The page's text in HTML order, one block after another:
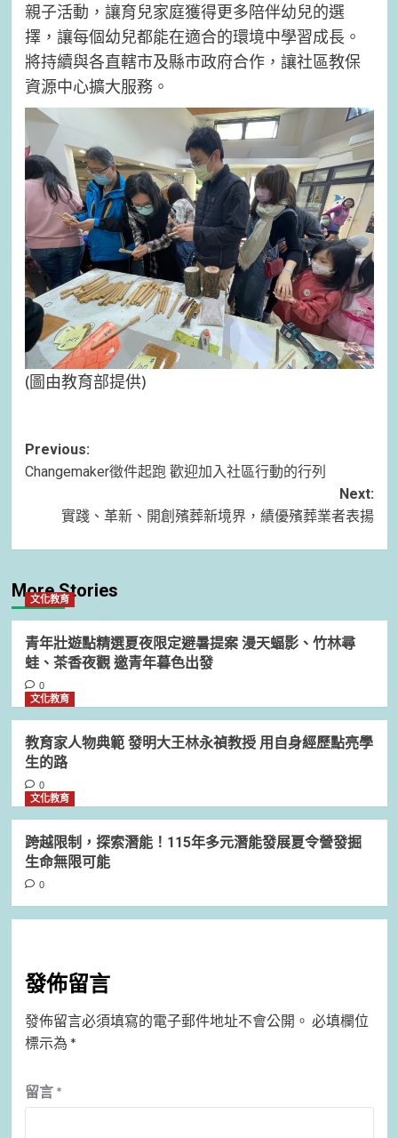
親子活動，讓育兒家庭獲得更多陪伴幼兒的選
擇，讓每個幼兒都能在適合的環境中學習成長。
將持續與各直轄市及縣市政府合作，讓社區教保
資源中心擴大服務。
(圖由教育部提供)
Post
navigation
Previous:
Changemaker徵件起跑 歡迎加入社區行動的行列
Next:
實踐、革新、開創殯葬新境界，績優殯葬業者表揚
More Stories
文化教育
青年壯遊點精選夏夜限定避暑提案 漫天蝠影、竹林尋
蛙、茶香夜觀 邀青年暮色出發
0
文化教育
教育家人物典範 發明大王林永禎教授 用自身經歷點亮學
生的路
0
文化教育
跨越限制，探索潛能！115年多元潛能發展夏令營發掘
生命無限可能
0
發佈留言
發佈留言必須填寫的電子郵件地址不會公開。 必填欄位
標示為 *
留言 *